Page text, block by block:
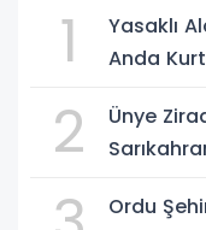
1
Yasaklı
Anda
2
Ünye
Ordu